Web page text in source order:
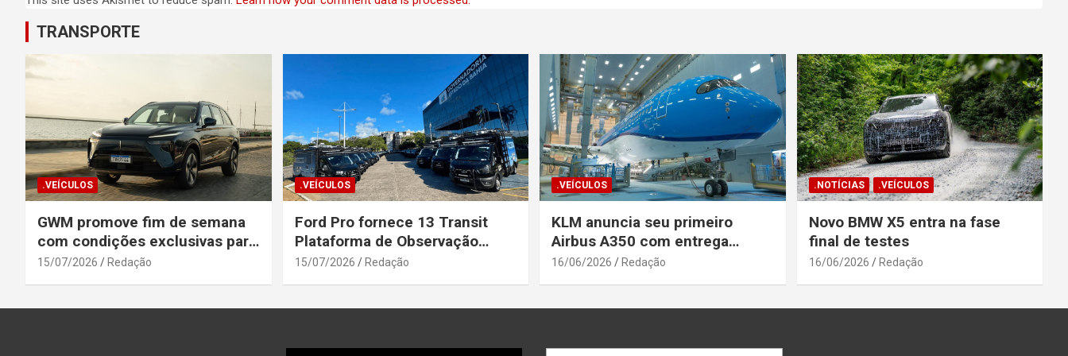
TRANSPORTE
.VEÍCULOS
GWM promove fim de semana
com condições exclusivas para
o Wey 07
15/07/2026 Redação
.VEÍCULOS
Ford Pro fornece 13 Transit
Plataforma de Observação
Elevada para a Secretaria de
15/07/2026 Redação
.VEÍCULOS
KLM anuncia seu primeiro
Airbus A350 com entrega
prevista até o fim de agosto
16/06/2026 Redação
.NOTÍCIAS .VEÍCULOS
Novo BMW X5 entra na fase
final de testes
16/06/2026 Redação